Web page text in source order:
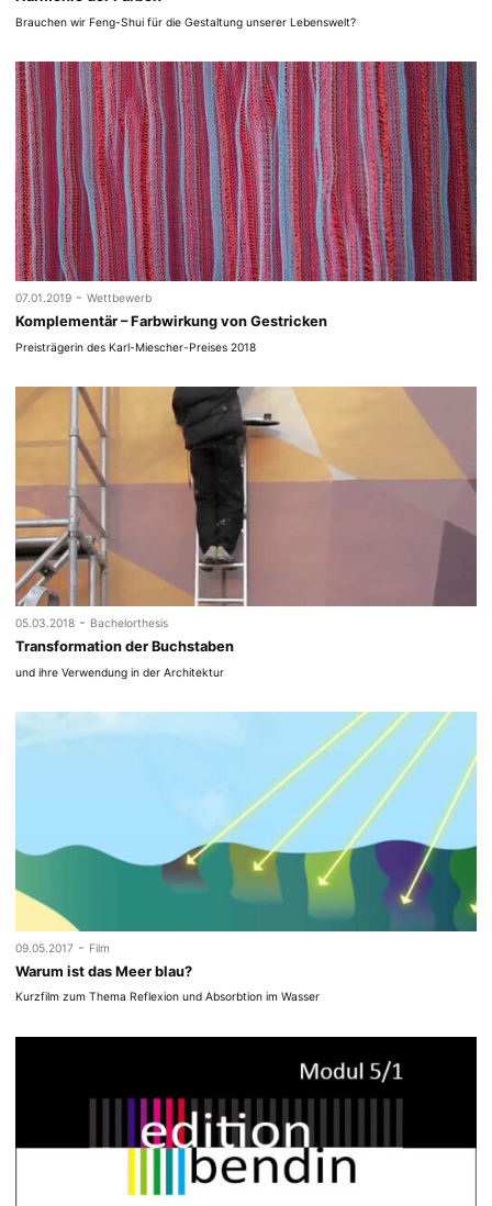
Brauchen wir Feng-Shui für die Gestaltung unserer Lebenswelt?
07.01.2019 - Wettbewerb
Komplementär – Farbwirkung von Gestricken
Preisträgerin des Karl-Miescher-Preises 2018
05.03.2018 - Bachelorthesis
Transformation der Buchstaben
und ihre Verwendung in der Architektur
09.05.2017 - Film
Warum ist das Meer blau?
Kurzfilm zum Thema Reflexion und Absorbtion im Wasser